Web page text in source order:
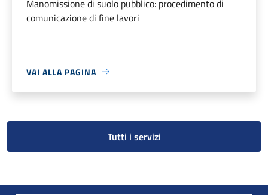
Manomissione di suolo pubblico: procedimento di
comunicazione di fine lavori
VAI ALLA PAGINA
Tutti i servizi